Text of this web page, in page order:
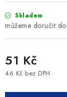
Skladem
51 Kč
46 Kč bez DPH